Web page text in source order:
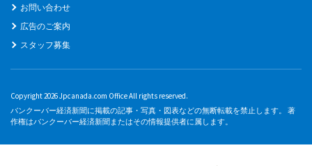
お問い合わせ
広告のご案内
スタッフ募集
Copyright 2026 Jpcanada.com Office All rights reserved.
バンクーバー経済新聞に掲載の記事・写真・図表などの無断転載を禁止します。 著
作権はバンクーバー経済新聞またはその情報提供者に属します。